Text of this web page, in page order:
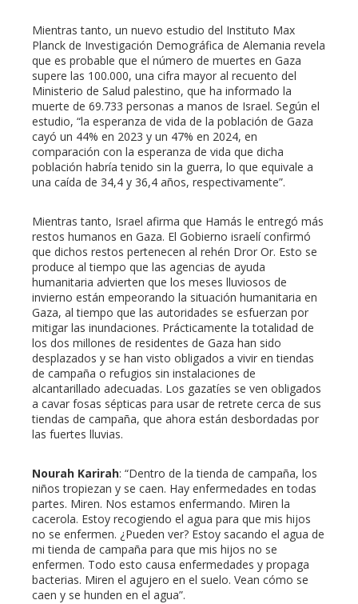
Mientras tanto, un nuevo estudio del Instituto Max
Planck de Investigación Demográfica de Alemania revela
que es probable que el número de muertes en Gaza
supere las 100.000, una cifra mayor al recuento del
Ministerio de Salud palestino, que ha informado la
muerte de 69.733 personas a manos de Israel. Según el
estudio, “la esperanza de vida de la población de Gaza
cayó un 44% en 2023 y un 47% en 2024, en
comparación con la esperanza de vida que dicha
población habría tenido sin la guerra, lo que equivale a
una caída de 34,4 y 36,4 años, respectivamente”.
Mientras tanto, Israel afirma que Hamás le entregó más
restos humanos en Gaza. El Gobierno israelí confirmó
que dichos restos pertenecen al rehén Dror Or. Esto se
produce al tiempo que las agencias de ayuda
humanitaria advierten que los meses lluviosos de
invierno están empeorando la situación humanitaria en
Gaza, al tiempo que las autoridades se esfuerzan por
mitigar las inundaciones. Prácticamente la totalidad de
los dos millones de residentes de Gaza han sido
desplazados y se han visto obligados a vivir en tiendas
de campaña o refugios sin instalaciones de
alcantarillado adecuadas. Los gazatíes se ven obligados
a cavar fosas sépticas para usar de retrete cerca de sus
tiendas de campaña, que ahora están desbordadas por
las fuertes lluvias.
Nourah Karirah: “Dentro de la tienda de campaña, los
niños tropiezan y se caen. Hay enfermedades en todas
partes. Miren. Nos estamos enfermando. Miren la
cacerola. Estoy recogiendo el agua para que mis hijos
no se enfermen. ¿Pueden ver? Estoy sacando el agua de
mi tienda de campaña para que mis hijos no se
enfermen. Todo esto causa enfermedades y propaga
bacterias. Miren el agujero en el suelo. Vean cómo se
caen y se hunden en el agua”.